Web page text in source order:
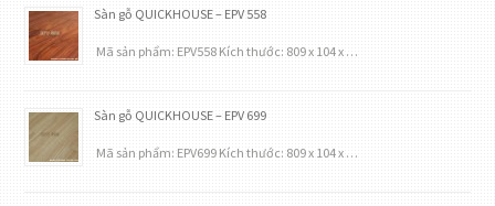
Sàn gỗ QUICKHOUSE – EPV 558
Mã sản phẩm: EPV558 Kích thước: 809 x 104 x …
Sàn gỗ QUICKHOUSE – EPV 699
Mã sản phẩm: EPV699 Kích thước: 809 x 104 x …